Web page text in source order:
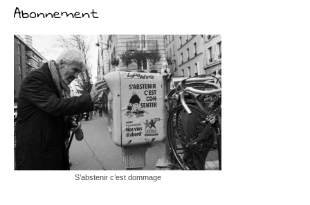
Abonnement
S’abstenir c’est dommage